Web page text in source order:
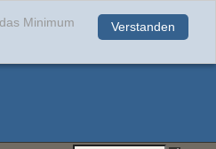
Verstanden
Minimum